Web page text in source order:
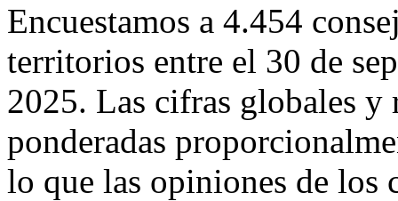
Encuestamos a 4.454
territorios entre el 30 de
2025. Las cifras globales y
ponderadas
lo que las opiniones de los